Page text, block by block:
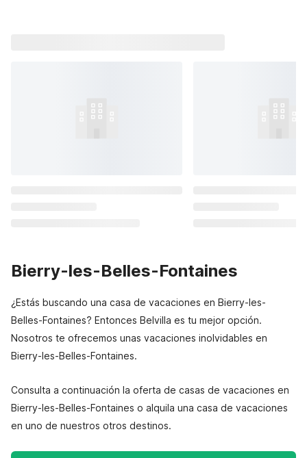
Bierry-les-Belles-Fontaines
¿Estás buscando una casa de vacaciones en Bierry-les-
Belles-Fontaines? Entonces Belvilla es tu mejor opción.
Nosotros te ofrecemos unas vacaciones inolvidables en
Bierry-les-Belles-Fontaines.
Consulta a continuación la oferta de casas de vacaciones en
Bierry-les-Belles-Fontaines o alquila una casa de vacaciones
en uno de nuestros otros destinos.